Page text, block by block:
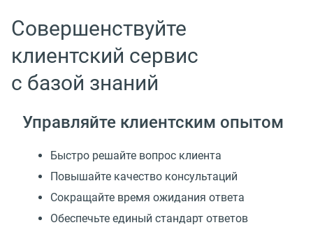
Совершенствуйте
клиентский сервис
с базой знаний
Управляйте клиентским опытом
Быстро решайте вопрос клиента
Повышайте качество консультаций
Сокращайте время ожидания ответа
Обеспечьте единый стандарт ответов